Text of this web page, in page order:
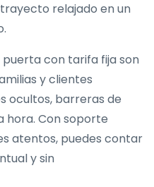
relajado en un
con tarifa fija son
y clientes
ocultos, barreras de
hora. Con soporte
atentos, puedes contar
y sin